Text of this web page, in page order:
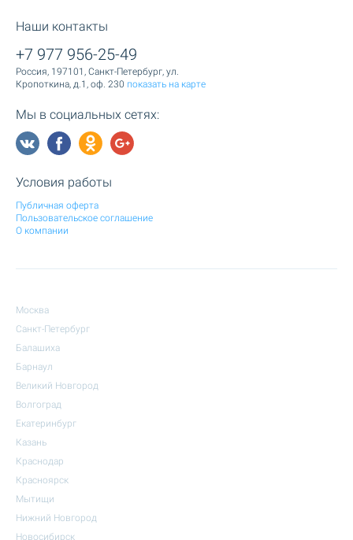
Наши контакты
+7 977 956-25-49
Россия, 197101, Санкт-Петербург, ул.
Кропоткина, д.1, оф. 230 показать на карте
Мы в социальных сетях:
Условия работы
Публичная оферта
Пользовательское соглашение
О компании
Москва
Санкт-Петербург
Балашиха
Барнаул
Великий Новгород
Волгоград
Екатеринбург
Казань
Краснодар
Красноярск
Мытищи
Нижний Новгород
Новосибирск